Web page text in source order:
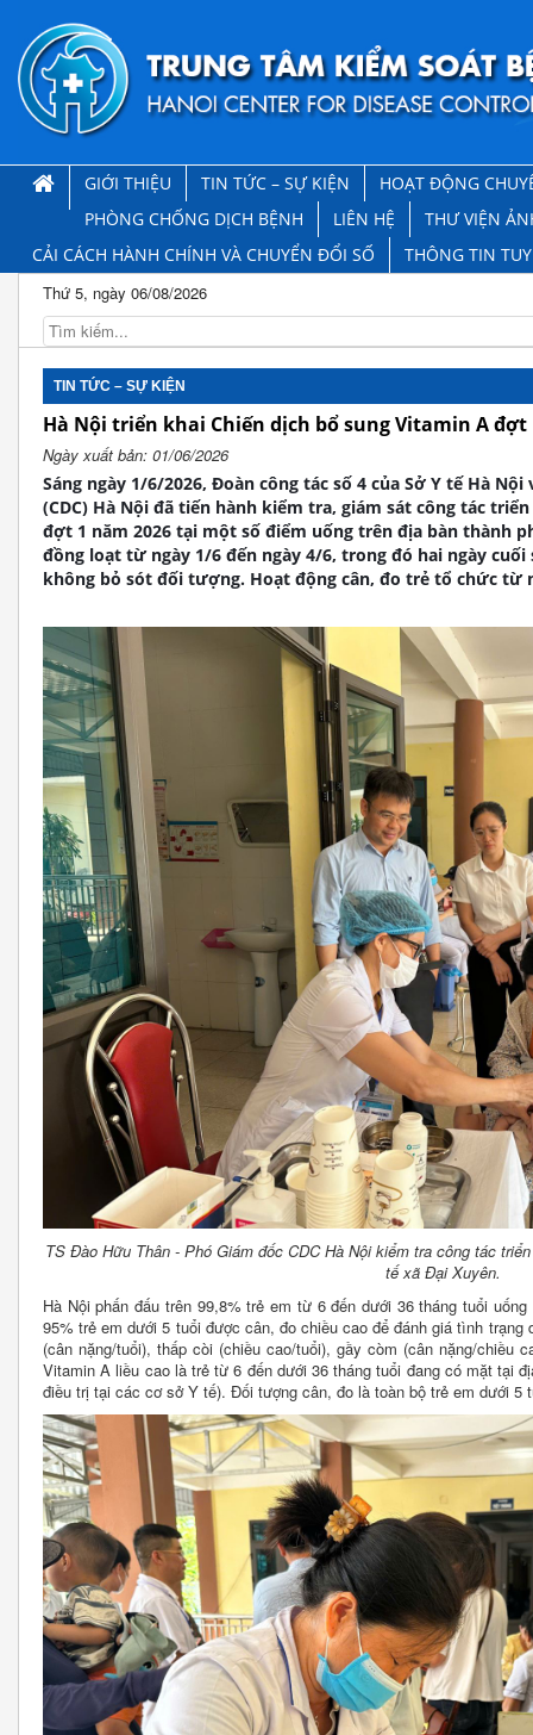
GIỚI THIỆU TIN TỨC – SỰ KIỆN
HOẠT ĐỘNG
PHÒNG CHỐNG DỊCH BỆNH
LIÊN HỆ
THƯ VIỆN
CẢI CÁCH HÀNH CHÍNH VÀ CHUYỂN ĐỔI SỐ
THÔNG TIN
Thứ 5, ngày 06/08/2026
TIN TỨC – SỰ KIỆN
Hà Nội triển khai Chiến dịch bổ sung Vitamin A đợt
Ngày xuất bản: 01/06/2026
Sáng ngày 1/6/2026, Đoàn công tác số 4 của Sở Y tế Hà
(CDC) Hà Nội đã tiến hành kiểm tra, giám sát công tác
đợt 1 năm 2026 tại một số điểm uống trên địa bàn thành
đồng loạt từ ngày 1/6 đến ngày 4/6, trong đó hai ngày
không bỏ sót đối tượng. Hoạt động cân, đo trẻ tổ chức từ
TS Đào Hữu Thân - Phó Giám đốc CDC Hà Nội kiểm tra công tác
tế xã Đại Xuyên.
Hà Nội phấn đấu trên 99,8% trẻ em từ 6 đến dưới 36 tháng tuổi
95% trẻ em dưới 5 tuổi được cân, đo chiều cao để đánh giá tình
(cân nặng/tuổi), thấp còi (chiều cao/tuổi), gầy còm (cân nặng/chiều
Vitamin A liều cao là trẻ từ 6 đến dưới 36 tháng tuổi đang có mặt tại
điều trị tại các cơ sở Y tế). Đối tượng cân, đo là toàn bộ trẻ em dưới 5